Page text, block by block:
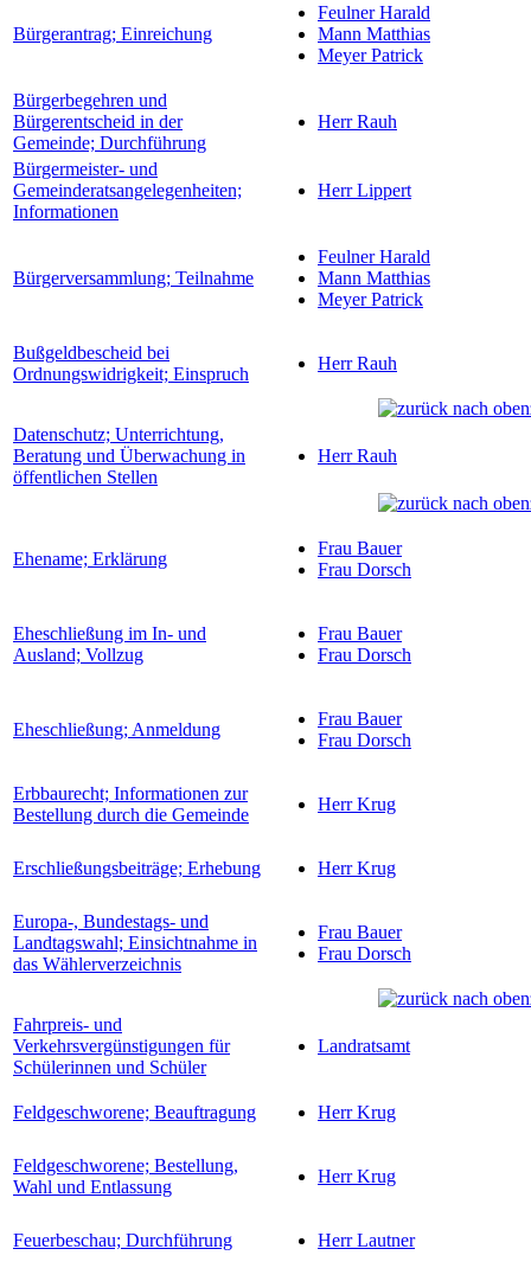
Bürgerantrag; Einreichung
Feulner Harald
Mann Matthias
Meyer Patrick
Bürgerbegehren und
Bürgerentscheid in der
Gemeinde; Durchführung
Herr Rauh
Bürgermeister- und
Gemeinderatsangelegenheiten;
Informationen
Herr Lippert
Bürgerversammlung; Teilnahme
Feulner Harald
Mann Matthias
Meyer Patrick
Bußgeldbescheid bei
Ordnungswidrigkeit; Einspruch
Herr Rauh
Datenschutz; Unterrichtung,
Beratung und Überwachung in
öffentlichen Stellen
Herr Rauh
Ehename; Erklärung
Frau Bauer
Frau Dorsch
Eheschließung im In- und
Ausland; Vollzug
Frau Bauer
Frau Dorsch
Eheschließung; Anmeldung
Frau Bauer
Frau Dorsch
Erbbaurecht; Informationen zur
Bestellung durch die Gemeinde
Herr Krug
Erschließungsbeiträge; Erhebung Herr Krug
Europa-, Bundestags- und
Landtagswahl; Einsichtnahme in
das Wählerverzeichnis
Frau Bauer
Frau Dorsch
Fahrpreis- und
Verkehrsvergünstigungen für
Schülerinnen und Schüler
Landratsamt
Feldgeschworene; Beauftragung Herr Krug
Feldgeschworene; Bestellung,
Wahl und Entlassung
Herr Krug
Feuerbeschau; Durchführung Herr Lautner